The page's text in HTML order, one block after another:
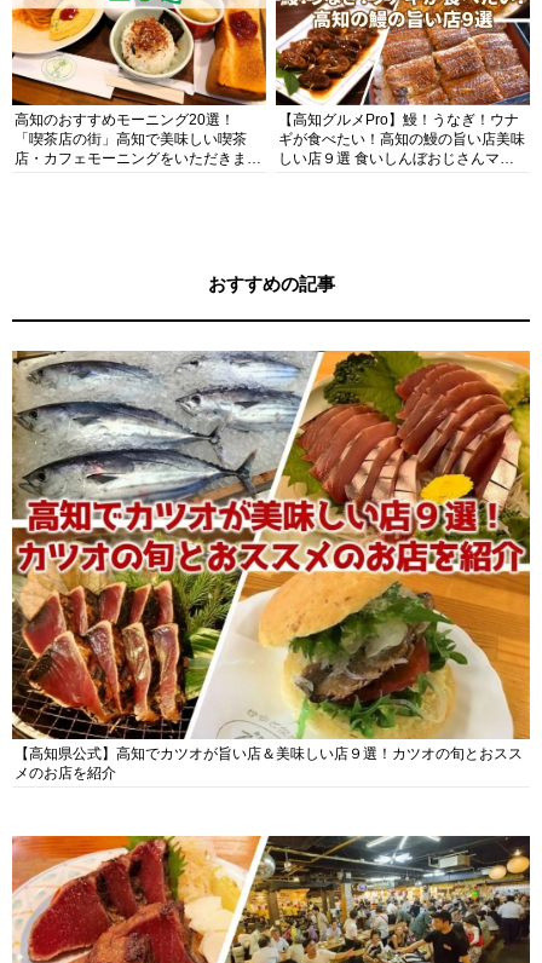
高知のおすすめモーニング20選！
「喫茶店の街」高知で美味しい喫茶
店・カフェモーニングをいただきま
【高知グルメPro】鰻！うなぎ！ウナ
ギが食べたい！高知の鰻の旨い店美味
しい店９選 食いしんぼおじさんマッ
おすすめの記事
【高知県公式】高知でカツオが旨い店＆美味しい店９選！カツオの旬とおスス
メのお店を紹介